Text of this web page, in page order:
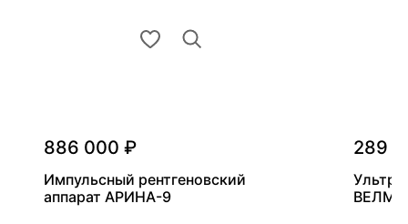
886 000 ₽
Импульсный рентгеновский
аппарат АРИНА-9
289